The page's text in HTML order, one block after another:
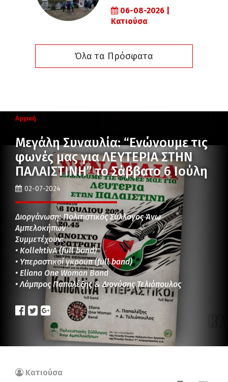
06-08-2026 |
Κατιούσα
Όλα τα Πρόσφατα
Αρχική
Μεγάλη Συναυλία: “Ενώνουμε τις
φωνές μας για ΛΕΥΤΕΡΙΑ ΣΤΗΝ
ΠΑΛΑΙΣΤΙΝΗ” το Σάββατο 6 Ιούλη
02-07-2024
Διοργάνωση: Πολιτιστικός Σύλλογος Άνω
Αμπελοκήπων
Συμμετέχουν:
• KollektivA (full band)
• Υπεραστικοί γκρουπ (full band)
• Eliana One Woman Band
• Λάμπρος Παπαλέξης & Διονύσης Τελιόπουλος
Κατιούσα